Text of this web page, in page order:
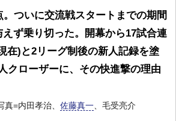
ついに交流戦スタートまでの期間
ず乗り切った。開幕から17試合連
在)と2リーグ制後の新人記録を塗
クローザーに、その快進撃の理由
=内田孝治、 佐藤真一 、毛受亮介